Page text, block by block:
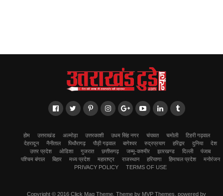
होम उत्तराखंड अल्मोड़ा उत्तरकाशी उधम सिंह नगर चंपावत चमोली
टिहरी गढ़वाल
देहरादून
नैनीताल पिथौरागढ़ पौड़ी गढ़वाल बागेश्वर रुद्रप्रयाग हरिद्वार दुनिया
देश
उत्तर प्रदेश
ओडिशा गुजरात छत्तीसगढ़ जम्मू-कश्मीर झारखण्ड दिल्ली
पंजाब
पश्चिम बंगाल
बिहार मध्य प्रदेश महाराष्ट्र राजस्थान हरियाणा हिमाचल प्रदेश
मनोरंजन
PRIVACY POLICY
TERMS OF USE
Copyright © 2016 Click Mag Theme. Theme by MVP Themes, powered by